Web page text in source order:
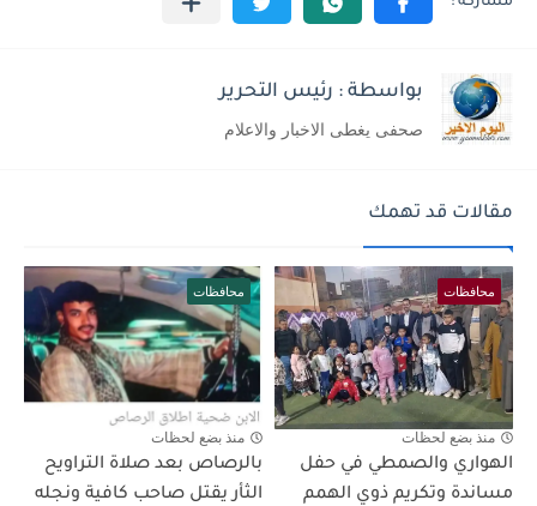
بواسطة : رئيس التحرير
صحفى يغطى الاخبار والاعلام
مقالات قد تهمك
محافظات
منذ بضع لحظات
الهواري والصمطي في حفل
مساندة وتكريم ذوي الهمم
محافظات
منذ بضع لحظات
بالرصاص بعد صلاة التراويح
الثأر يقتل صاحب كافية ونجله